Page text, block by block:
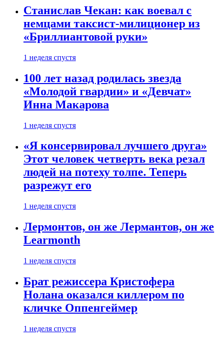
Станислав Чекан: как воевал с
немцами таксист-милиционер из
«Бриллиантовой руки»
1 неделя спустя
100 лет назад родилась звезда
«Молодой гвардии» и «Девчат»
Инна Макарова
1 неделя спустя
«Я консервировал лучшего друга»
Этот человек четверть века резал
людей на потеху толпе. Теперь
разрежут его
1 неделя спустя
Лермонтов, он же Лермантов, он же
Learmonth
1 неделя спустя
Брат режиссера Кристофера
Нолана оказался киллером по
кличке Оппенгеймер
1 неделя спустя